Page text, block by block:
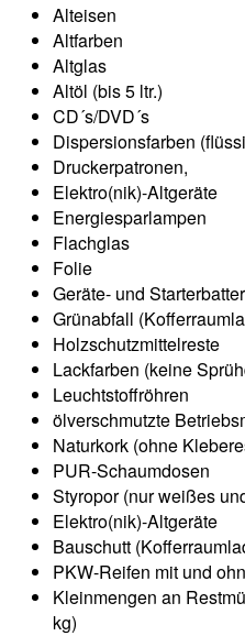
Alteisen
Altfarben
Altglas
Altöl (bis 5 ltr.)
CD´s/DVD´s
Dispersionsfarben
Druckerpatronen,
Elektro(nik)-Altgeräte
Energiesparlampen
Flachglas
Folie
Geräte- und
Grünabfall
Holzschutzmittelreste
Lackfarben (keine
Leuchtstoffröhren
ölverschmutzte
Naturkork (ohne
PUR-Schaumdosen
Styropor (nur weißes
Elektro(nik)-Altgeräte
Bauschutt
PKW-Reifen mit und
Kleinmengen an
kg)